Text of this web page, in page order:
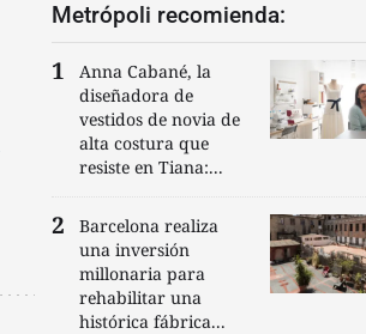
Metrópoli recomienda:
Anna Cabané, la
diseñadora de
vestidos de novia de
alta costura que
resiste en Tiana:...
Barcelona realiza
una inversión
millonaria para
rehabilitar una
histórica fábrica...